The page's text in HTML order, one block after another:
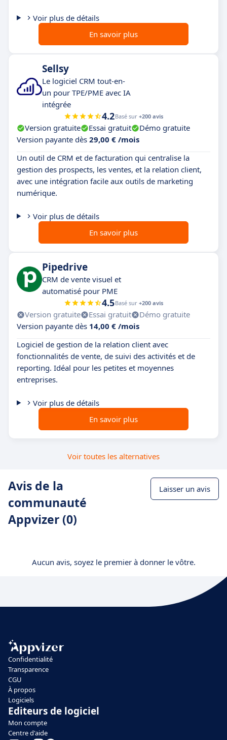
Voir plus de détails
En savoir plus
Sellsy
Le logiciel CRM tout-en-
un pour TPE/PME avec IA
intégrée
4.2Basé sur +200 avis
Version gratuite Essai gratuit
Démo gratuite
Version payante dès 29,00 € /mois
Un outil de CRM et de facturation qui centralise la
gestion des prospects, les ventes, et la relation client,
avec une intégration facile aux outils de marketing
numérique.
Voir plus de détails
En savoir plus
Pipedrive
CRM de vente visuel et
automatisé pour PME
4.5Basé sur +200 avis
Version gratuite Essai gratuit
Démo gratuite
Version payante dès 14,00 € /mois
Logiciel de gestion de la relation client avec
fonctionnalités de vente, de suivi des activités et de
reporting. Idéal pour les petites et moyennes
entreprises.
Voir plus de détails
En savoir plus
Voir toutes les alternatives
Avis de la
communauté
Appvizer (0)
Laisser un avis
Aucun avis, soyez le premier à donner le vôtre.
Confidentialité
Transparence
CGU
À propos
Logiciels
Editeurs de logiciel
Mon compte
Centre d'aide